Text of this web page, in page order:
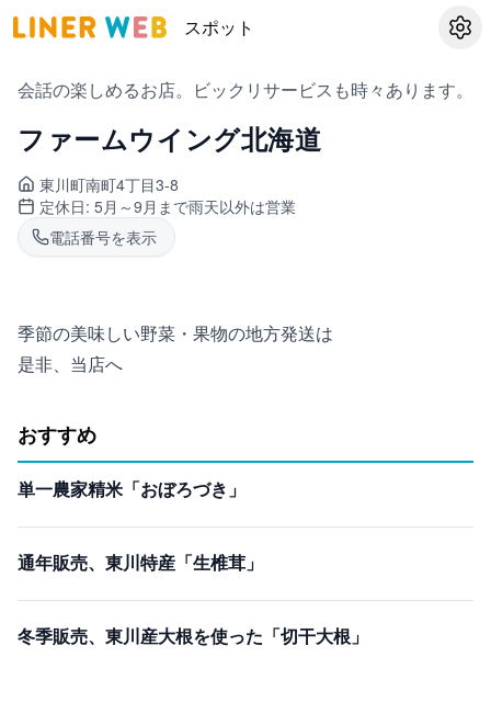
スポット 設定
会話の楽しめるお店。ビックリサービスも時々あります。
ファームウイング北海道
東川町南町4丁目3-8
定休日: 5月～9月まで雨天以外は営業
電話番号を表示
季節の美味しい野菜・果物の地方発送は
是非、当店へ
おすすめ
単一農家精米「おぼろづき」
通年販売、東川特産「生椎茸」
冬季販売、東川産大根を使った「切干大根」